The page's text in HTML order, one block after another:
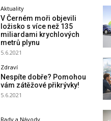
Aktuality
V Černém moři objevili
ložisko s více než 135
miliardami krychlových
metrů plynu
5.6.2021
Zdraví
Nespíte dobře? Pomohou
vám zátěžové přikrývky!
5.6.2021
Rady a Návody